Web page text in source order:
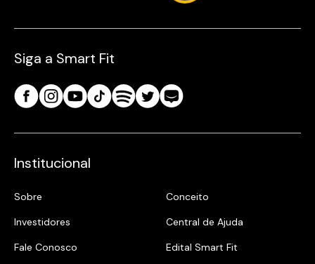
Siga a Smart Fit
Institucional
Sobre
Conceito
Investidores
Central de Ajuda
Fale Conosco
Edital Smart Fit